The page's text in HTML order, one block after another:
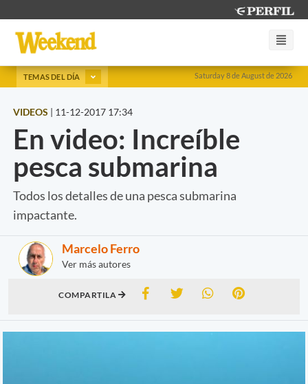
Saturday 8 de August de 2026
TEMAS DEL DÍA
VIDEOS | 11-12-2017 17:34
En video: Increíble
pesca submarina
Todos los detalles de una pesca submarina
impactante.
Marcelo Ferro
Ver más autores
COMPARTILA